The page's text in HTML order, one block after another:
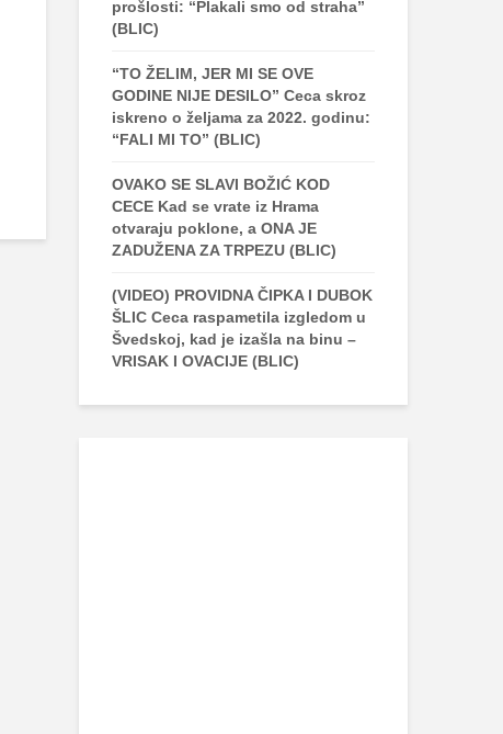
prošlosti: “Plakali smo od straha”
(BLIC)
“TO ŽELIM, JER MI SE OVE
GODINE NIJE DESILO” Ceca skroz
iskreno o željama za 2022. godinu:
“FALI MI TO” (BLIC)
OVAKO SE SLAVI BOŽIĆ KOD
CECE Kad se vrate iz Hrama
otvaraju poklone, a ONA JE
ZADUŽENA ZA TRPEZU (BLIC)
(VIDEO) PROVIDNA ČIPKA I DUBOK
ŠLIC Ceca raspametila izgledom u
Švedskoj, kad je izašla na binu –
VRISAK I OVACIJE (BLIC)